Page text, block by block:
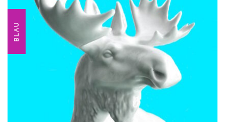
BLAU